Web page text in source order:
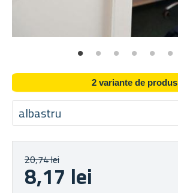
2 variante de produs
albastru
20,74 lei
8,17 lei